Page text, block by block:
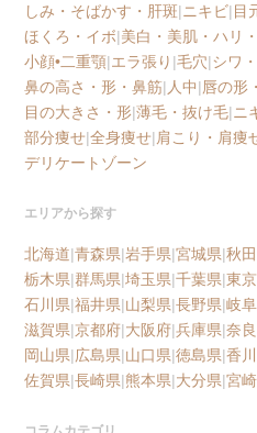
しみ・そばかす・肝斑| ニキビ|目
ほくろ・イボ|美白・美肌・ハリ
小顔•二重顎|エラ張り |毛穴|シワ
鼻の高さ・形・鼻筋| 人中|唇の形
目の大きさ・形|薄毛・抜け毛| ニ
部分痩せ|全身痩せ|肩こり・肩痩
デリケートゾーン
エリアから探す
北海道|青森県|岩手県|宮城県|秋
栃木県|群馬県|埼玉県|千葉県|東
石川県|福井県|山梨県|長野県|岐
滋賀県|京都府|大阪府|兵庫県|奈
岡山県|広島県|山口県|徳島県|香
佐賀県|長崎県|熊本県|大分県|宮